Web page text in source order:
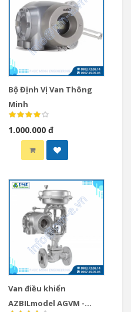
Bộ Định Vị Van Thông
Minh
1.000.000 đ
Van điều khiển
AZBILmodel AGVM -